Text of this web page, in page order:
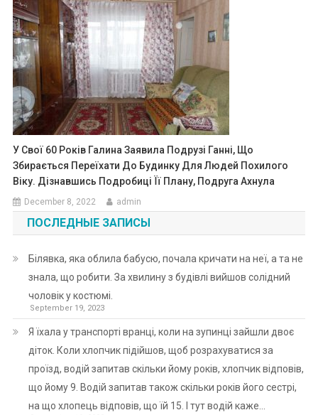
У Свої 60 Років Галина Заявила Подрузі Ганні, Що
Збирається Переїхати До Будинку Для Людей Похилого
Віку. Дізнавшись Подробиці Її Плану, Подруга Ахнула
December 8, 2022 admin
ПОСЛЕДНЫЕ ЗАПИСЫ
Білявка, яка облила бабусю, почала кричати на неї, а та не
знала, що робити. За хвилину з будівлі вийшов солідний
чоловік у костюмі.
September 19, 2023
Я їхала у транспорті вранці, коли на зупинці зайшли двоє
діток. Коли хлопчик підійшов, щоб розрахуватися за
проїзд, водій запитав скільки йому років, хлопчик відповів,
що йому 9. Водій запитав також скільки років його сестрі,
на що хлопець відповів, що їй 15. І тут водій каже…